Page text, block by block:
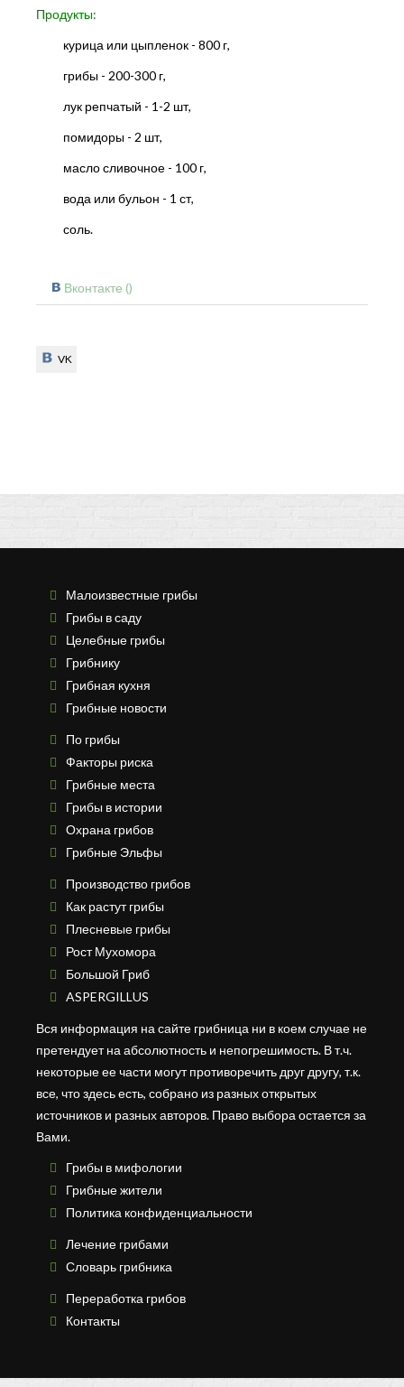
Продукты:
курица или цыпленок - 800 г,
грибы - 200-300 г,
лук репчатый - 1-2 шт,
помидоры - 2 шт,
масло сливочное - 100 г,
вода или бульон - 1 ст,
соль.
Вконтакте ()
VK
VK
Малоизвестные грибы
Грибы в саду
Целебные грибы
Грибнику
Грибная кухня
Грибные новости
По грибы
Факторы риска
Грибные места
Грибы в истории
Охрана грибов
Грибные Эльфы
Производство грибов
Как растут грибы
Плесневые грибы
Рост Мухомора
Большой Гриб
ASPERGILLUS
Вся информация на сайте грибница ни в коем случае не
претендует на абсолютность и непогрешимость. В т.ч.
некоторые ее части могут противоречить друг другу, т.к.
все, что здесь есть, собрано из разных открытых
источников и разных авторов. Право выбора остается за
Вами.
Грибы в мифологии
Грибные жители
Политика конфиденциальности
Лечение грибами
Словарь грибника
Переработка грибов
Контакты